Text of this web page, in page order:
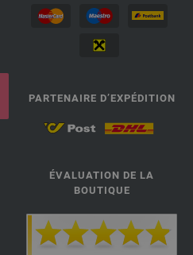
PARTENAIRE D’EXPÉDITION
ÉVALUATION DE LA
BOUTIQUE